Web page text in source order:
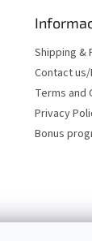
Shipping &
Contact
Terms and
Privacy
Bonus